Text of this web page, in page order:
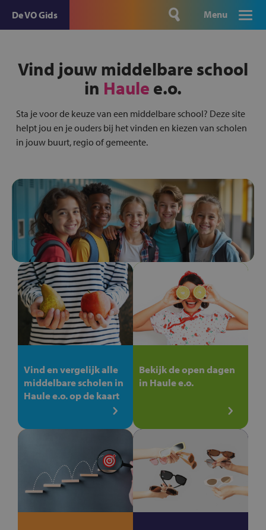
De VO Gids Menu
Vind jouw middelbare school
in Haule e.o.
Sta je voor de keuze van een middelbare school? Deze site
helpt jou en je ouders bij het vinden en kiezen van scholen
in jouw buurt, regio of gemeente.
Vind en vergelijk alle
middelbare scholen in
Haule e.o. op de kaart
Bekijk de open dagen
in Haule e.o.